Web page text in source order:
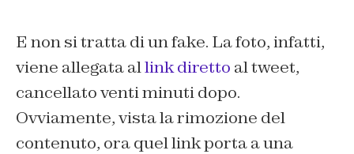
E non si tratta di un fake. La foto, infatti,
viene allegata allink diretto al tweet,
cancellato venti minuti dopo.
Ovviamente, vista la rimozione del
contenuto, ora quel link porta a una